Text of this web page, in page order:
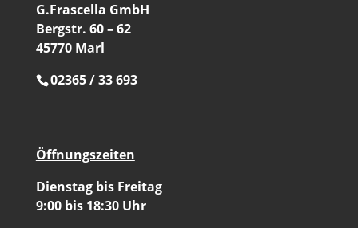
G.Frascella GmbH
Bergstr. 60 – 62
45770 Marl
02365 / 33 693
Öffnungszeiten
Dienstag bis Freitag
9:00 bis 18:30 Uhr